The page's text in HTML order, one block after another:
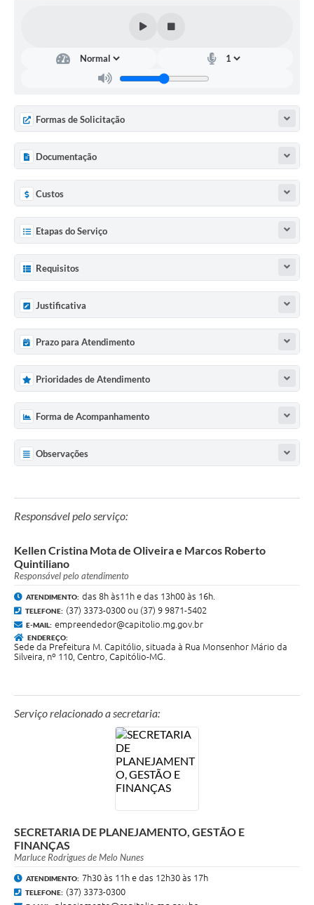
Acesso à Informação
Contato
Formas de Solicitação
Documentação
Custos
Etapas do Serviço
Requisitos
Justificativa
Prazo para Atendimento
Prioridades de Atendimento
Forma de Acompanhamento
Observações
Responsável pelo serviço:
Kellen Cristina Mota de Oliveira e Marcos Roberto
Quintiliano
Responsável pelo atendimento
ATENDIMENTO: das 8h às11h e das 13h00 às 16h.
TELEFONE: (37) 3373-0300 ou (37) 9 9871-5402
E-MAIL: empreendedor@capitolio.mg.gov.br
ENDEREÇO:
Sede da Prefeitura M. Capitólio, situada à Rua Monsenhor Mário da
Silveira, nº 110, Centro, Capitólio-MG.
Serviço relacionado a secretaria:
SECRETARIA DE PLANEJAMENTO, GESTÃO E
FINANÇAS
Marluce Rodrigues de Melo Nunes
ATENDIMENTO: 7h30 às 11h e das 12h30 às 17h
TELEFONE: (37) 3373-0300